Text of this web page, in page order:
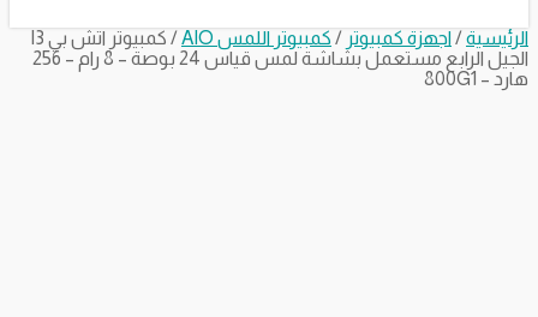
الرئيسية/ اجهزة كمبيوتر / كمبيوتر اللمس AIO
/ كمبيوتر اتش بي I3
الجيل الرابع مستعمل بشاشة لمس قياس 24 بوصة – 8 رام – 256
هارد – 800G1